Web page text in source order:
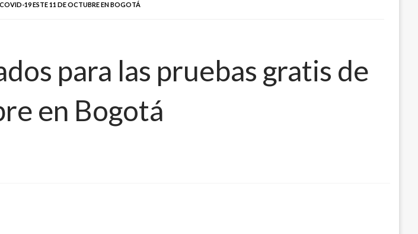
19 ESTE 11 DE OCTUBRE EN BOGOTÁ
para las pruebas gratis de
en Bogotá